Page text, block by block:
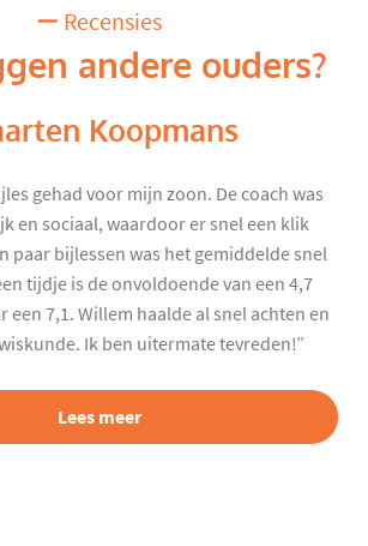
Recensies
andere ouders?
Koopmans
gehad voor mijn zoon. De coach was
en sociaal, waardoor er snel een klik
paar bijlessen was het gemiddelde snel
tijdje is de onvoldoende van een 4,7
een 7,1. Willem haalde al snel achten en
Ik ben uitermate tevreden!”
Lees meer